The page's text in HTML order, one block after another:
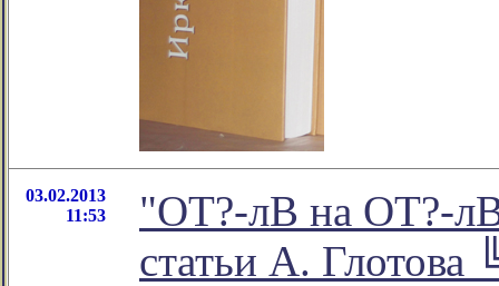
03.02.2013
11:53
"ОТ?-лВ на ОТ?-
статьи А.